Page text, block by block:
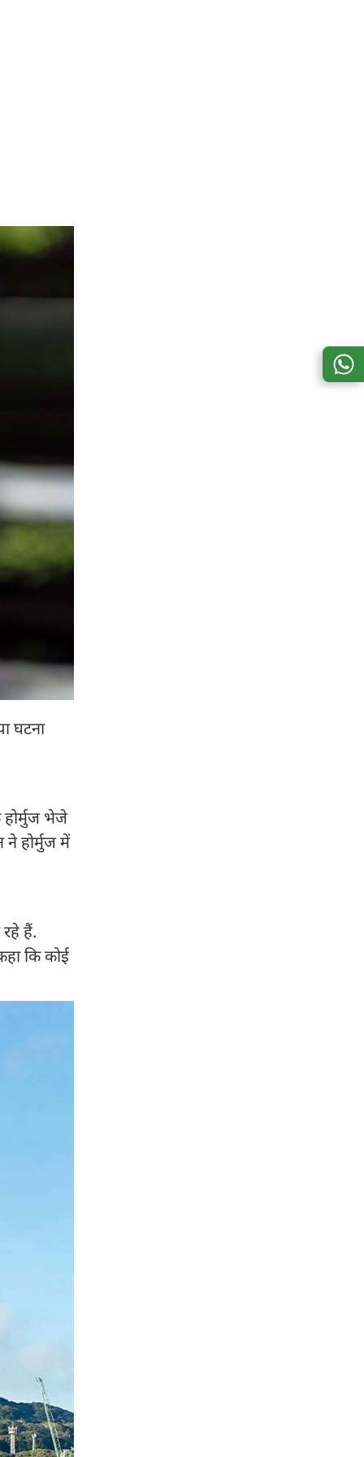
घटना
भेजे
होर्मुज में
हैं.
कि कोई